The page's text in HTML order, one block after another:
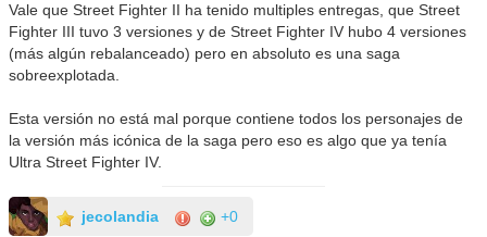
Vale que Street Fighter II ha tenido multiples entregas, que Street
Fighter III tuvo 3 versiones y de Street Fighter IV hubo 4 versiones
(más algún rebalanceado) pero en absoluto es una saga
sobreexplotada.
Esta versión no está mal porque contiene todos los personajes de
la versión más icónica de la saga pero eso es algo que ya tenía
Ultra Street Fighter IV.
jecolandia +0